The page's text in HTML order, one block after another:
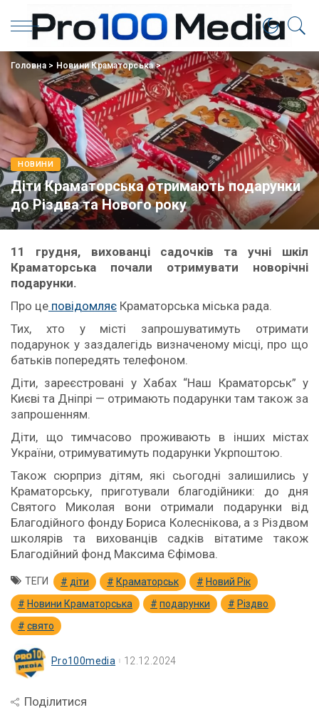
Головна> Новини Краматорська>
НОВИНИ
Діти Краматорська отримають подарунки
до Різдва та Нового року
11 грудня, вихованці садочків та учні шкіл
Краматорська почали отримувати новорічні
подарунки.
Про це повідомляє Краматорська міська рада.
Тих, хто у місті запрошуватимуть отримати
подарунок у заздалегідь визначеному місці, про що
батьків попередять телефоном.
Діти, зареєстровані у Хабах “Наш Краматорськ” у
Києві та Дніпрі — отримають подарунки там також за
запрошенням.
Діти, що тимчасово проживають в інших містах
України, отримуватимуть подарунки Укрпоштою.
Також сюрприз дітям, які сьогодні залишились у
Краматорську, приготували благодійники: до дня
Святого Миколая вони отримали подарунки від
Благодійного фонду Бориса Колеснікова, а з Різдвом
школярів та вихованців садків вітатиме також
Благодійний фонд Максима Єфімова.
ТЕГИ діти Краматорськ
Новий Рік
Новини Краматорська
подарунки
Різдво
свято
Pro100media 12.12.2024
Поділитися